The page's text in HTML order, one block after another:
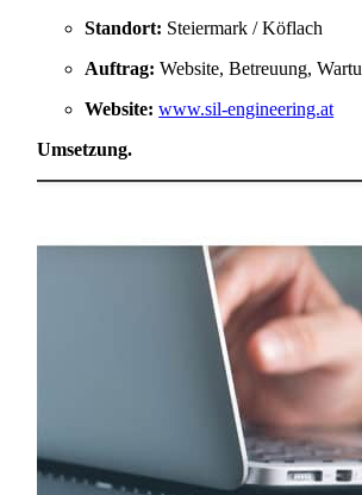
Standort: Steiermark / Köflach
Auftrag: Website, Betreuung,
Website: www.sil-engineering.at
Umsetzung.